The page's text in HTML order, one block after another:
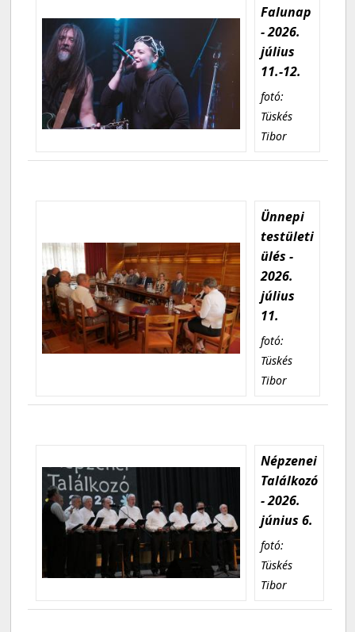
Falunap
- 2026.
július
11.-12.
fotó:
Tüskés
Tibor
Ünnepi
testületi
ülés -
2026.
július
11.
fotó:
Tüskés
Tibor
Népzenei
Találkozó
- 2026.
június 6.
fotó:
Tüskés
Tibor